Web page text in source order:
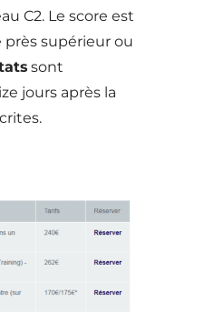
C2. Le score est
supérieur ou
sont
jours après la